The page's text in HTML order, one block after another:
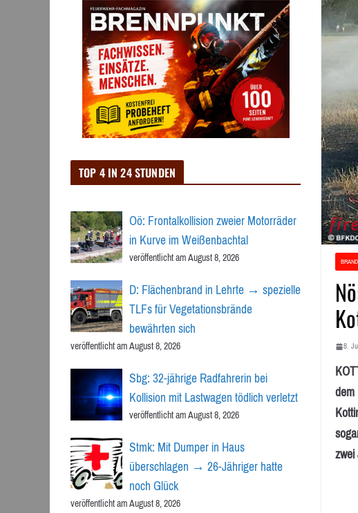
BRAND
8.
TOP 4 IN 24 STUNDEN
Oö: Frontalkollision zweier Motorräder
in Kurve im Weißenbachtal
veröffentlicht am August 8, 2026
D: Flächenbrand in Lehrte → spezielle
TLFs für Vegetationsbrände
bewährten sich
veröffentlicht am August 8, 2026
Sbg: 32-jährige Radfahrerin bei
Kollision mit Lastwagen tödlich verletzt
veröffentlicht am August 8, 2026
Stmk: Mit Dumper in Haus
überschlagen → 26-Jähriger hatte
noch Glück
veröffentlicht am August 8, 2026